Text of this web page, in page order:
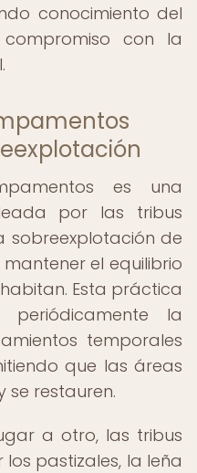
conocimiento del
con la
es una
por las tribus
de
el equilibrio
Esta práctica
la
temporales
que las áreas
se restauren.
a otro, las tribus
pastizales, la leña